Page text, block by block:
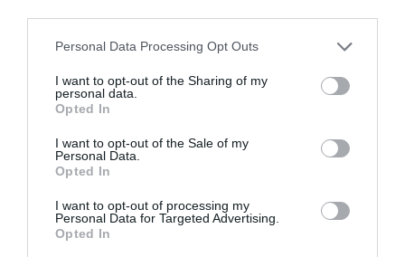
Personal Data Processing Opt Outs
I want to opt-out of the Sharing of my
personal data.
Opted In
I want to opt-out of the Sale of my
Personal Data.
Opted In
I want to opt-out of processing my
Personal Data for Targeted Advertising.
Opted In
Un nuovo Cda per Demeter con la
riconferma del presidente Enrico
Amico